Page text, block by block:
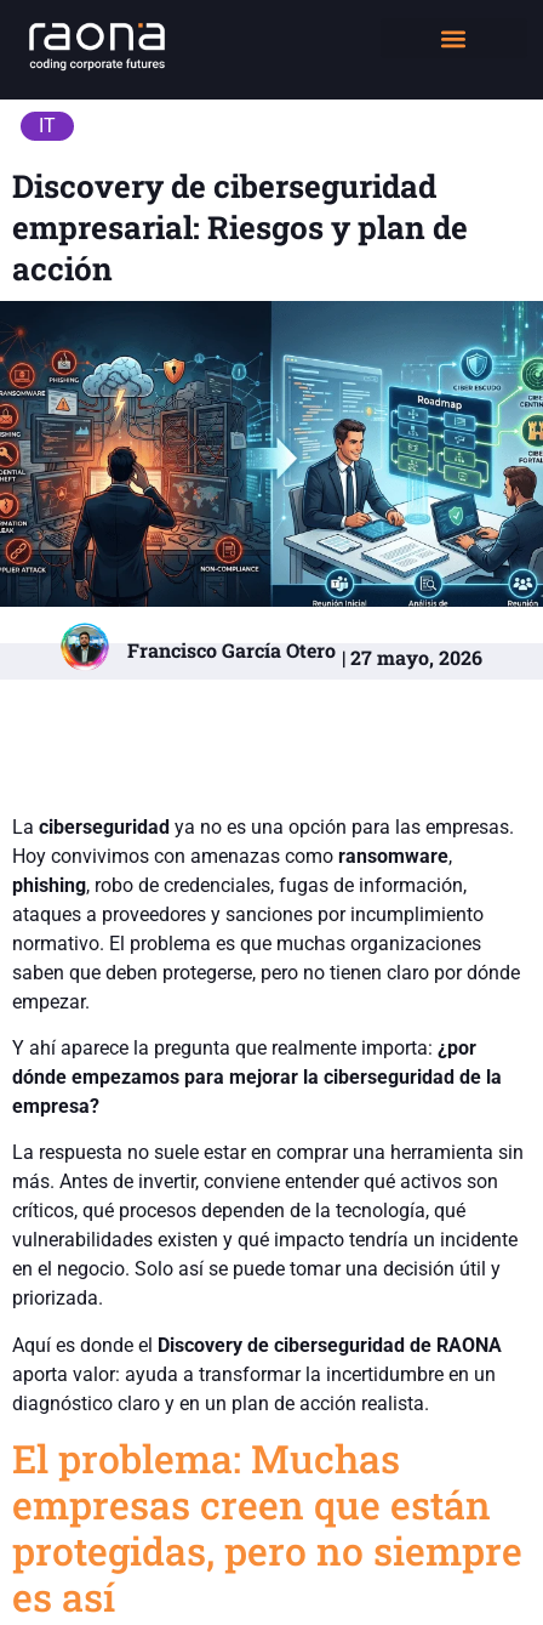
IT
Discovery de ciberseguridad
empresarial: Riesgos y plan de
acción
Francisco García Otero | 27 mayo, 2026
La ciberseguridad ya no es una opción para las empresas.
Hoy convivimos con amenazas como ransomware,
phishing, robo de credenciales, fugas de información,
ataques a proveedores y sanciones por incumplimiento
normativo. El problema es que muchas organizaciones
saben que deben protegerse, pero no tienen claro por dónde
empezar.
Y ahí aparece la pregunta que realmente importa: ¿por
dónde empezamos para mejorar la ciberseguridad de la
empresa?
La respuesta no suele estar en comprar una herramienta sin
más. Antes de invertir, conviene entender qué activos son
críticos, qué procesos dependen de la tecnología, qué
vulnerabilidades existen y qué impacto tendría un incidente
en el negocio. Solo así se puede tomar una decisión útil y
priorizada.
Aquí es donde el Discovery de ciberseguridad de RAONA
aporta valor: ayuda a transformar la incertidumbre en un
diagnóstico claro y en un plan de acción realista.
El problema: Muchas
empresas creen que están
protegidas, pero no siempre
es así